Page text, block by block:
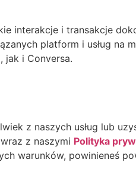
interakcje i transakcje
platform i usług na
jak i Conversa.
z naszych usług lub
z naszymi Polityka
warunków, powinieneś